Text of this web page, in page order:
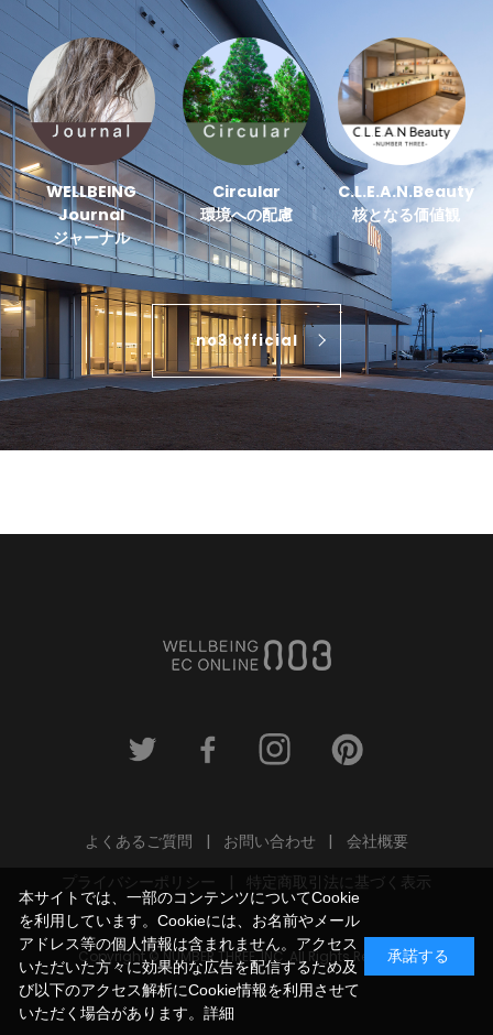
WELLBEING
Journal
ジャーナル
Circular
環境への配慮
C.L.E.A.N.Beauty
核となる価値観
no3 official
よくあるご質問 お問い合わせ
会社概要
プライバシーポリシー
特定商取引法に基づく表示
Copyright © NUMBER THREE, INC. All Rights Reserved.
本サイトでは、一部のコンテンツについてCookie
を利用しています。Cookieには、お名前やメール
アドレス等の個人情報は含まれません。アクセス
いただいた方々に効果的な広告を配信するため及
び以下のアクセス解析にCookie情報を利用させて
いただく場合があります。 詳細
承諾する